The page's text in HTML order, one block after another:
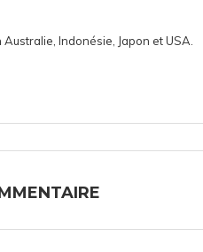
Indonésie, Japon et USA.